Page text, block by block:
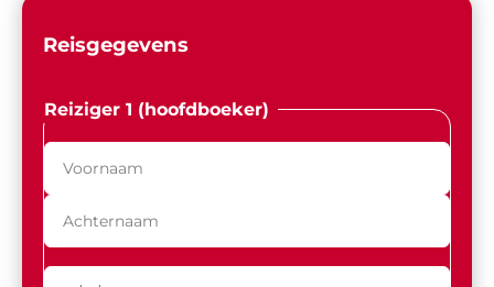
Reisgegevens
Reiziger 1 (hoofdboeker)